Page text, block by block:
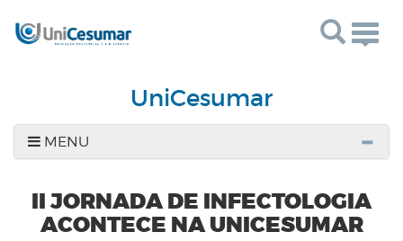
UniCesumar
MENU
II JORNADA DE INFECTOLOGIA
ACONTECE NA UNICESUMAR